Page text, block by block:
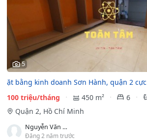
5
ặt bằng kinh doanh Sơn Hành, quận 2
100 triệu/tháng
450 m² 6
Quận 2, Hồ Chí Minh
Nguyễn Văn Hiếu
Đăng 2 năm trước